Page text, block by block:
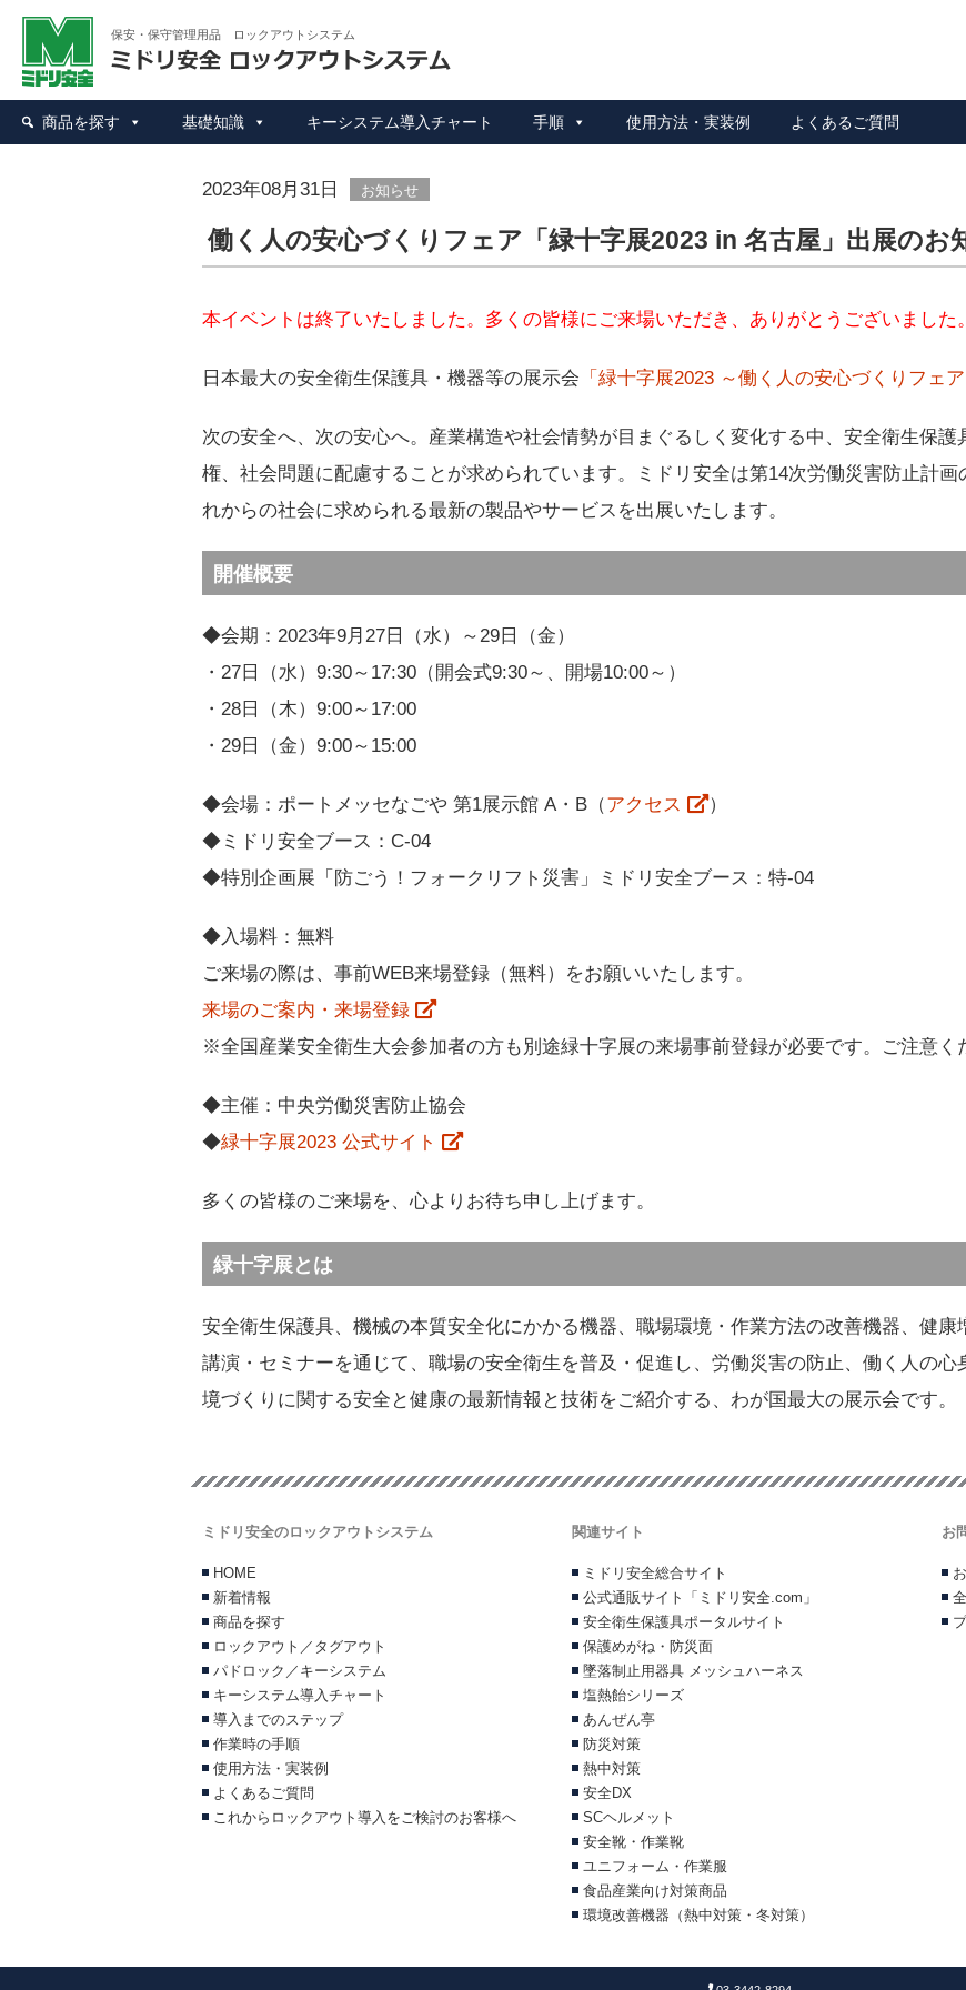
保安・保守管理用品 ロックアウトシステム
商品を探す 基礎知識 キーシステム導入チャート 手順 使用方法・実装例 よくあるご質問
2023年08月31日 お知らせ
働く人の安心づくりフェア「緑十字展2023 in 名古屋」出展のお
本イベントは終了いたしました。多くの皆様にご来場いただき、ありがとうございました。
日本最大の安全衛生保護具・機器等の展示会 「緑十字展2023 ～働く人の安心づくりフェア
次の安全へ、次の安心へ。産業構造や社会情勢が目まぐるしく変化する中、安全衛生保
権、社会問題に配慮することが求められています。ミドリ安全は第14次労働災害防止計
れからの社会に求められる最新の製品やサービスを出展いたします。
開催概要
◆会期：2023年9月27日（水）～29日（金）
・27日（水）9:30～17:30（開会式9:30～、開場10:00～）
・28日（木）9:00～17:00
・29日（金）9:00～15:00
◆会場：ポートメッセなごや 第1展示館 A・B（アクセス
）
◆ミドリ安全ブース：C-04
◆特別企画展「防ごう！フォークリフト災害」ミドリ安全ブース：特-04
◆入場料：無料
ご来場の際は、事前WEB来場登録（無料）をお願いいたします。
来場のご案内・来場登録
※全国産業安全衛生大会参加者の方も別途緑十字展の来場事前登録が必要です。ご注意く
◆主催：中央労働災害防止協会
◆緑十字展2023 公式サイト
多くの皆様のご来場を、心よりお待ち申し上げます。
緑十字展とは
安全衛生保護具、機械の本質安全化にかかる機器、職場環境・作業方法の改善機器、健
講演・セミナーを通じて、職場の安全衛生を普及・促進し、労働災害の防止、働く人の
境づくりに関する安全と健康の最新情報と技術をご紹介する、わが国最大の展示会です。
ミドリ安全のロックアウトシステム
HOME
新着情報
商品を探す
ロックアウト／タグアウト
パドロック／キーシステム
キーシステム導入チャート
導入までのステップ
作業時の手順
使用方法・実装例
よくあるご質問
これからロックアウト導入をご検討のお客様へ
関連サイト
ミドリ安全総合サイト
公式通販サイト「ミドリ安全.com」
安全衛生保護具ポータルサイト
保護めがね・防災面
墜落制止用器具 メッシュハーネス
塩熱飴シリーズ
あんぜん亭
防災対策
熱中対策
安全DX
SCヘルメット
安全靴・作業靴
ユニフォーム・作業服
食品産業向け対策商品
環境改善機器（熱中対策・冬対策）
お